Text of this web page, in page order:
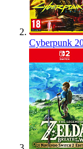
Cyberpunk